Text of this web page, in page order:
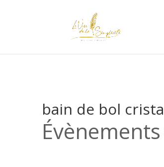
bain de bol
Évènements